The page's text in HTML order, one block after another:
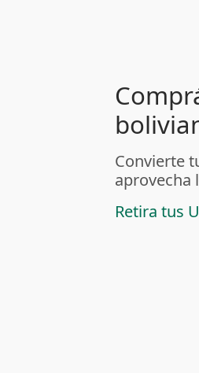
Convierte
aprovecha
Retira tus